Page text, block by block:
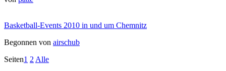
Basketball-Events 2010 in und um Chemnitz
Begonnen von airschub
Seiten1 2 Alle